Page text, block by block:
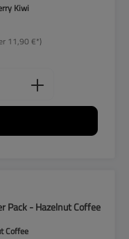
Kiwi
11,90 €*)
Gib den
Pack - Hazelnut Coffee
Coffee